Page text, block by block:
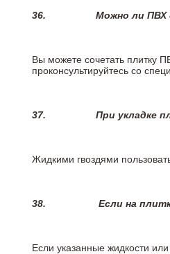
36. Можно ли ПВХ
Вы можете сочетать плитку
проконсультируйтесь со
37. При укладке
Жидкими гвоздями
38. Если на
Если указанные жидкости